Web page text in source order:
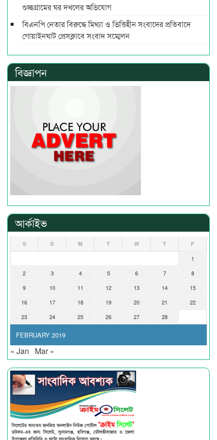
গুচ্ছগ্রামের ঘর দখলের অভিযোগ
বিএনপি নেতার বিরুদ্ধে মিথ্যা ও ভিত্তিহীন সংবাদের প্রতিবাদে
গোয়াইনঘাট প্রেসক্লাবে সংবাদ সম্মেলন
বিজ্ঞাপন
আর্কাইভ
FEBRUARY 2019
S S M T W T F
1
2
3 4 5 6 7
8
9
10 11 12 13 14
15
16
17 18 19 20 21
22
23
24 25 26 27 28
« Jan Mar »